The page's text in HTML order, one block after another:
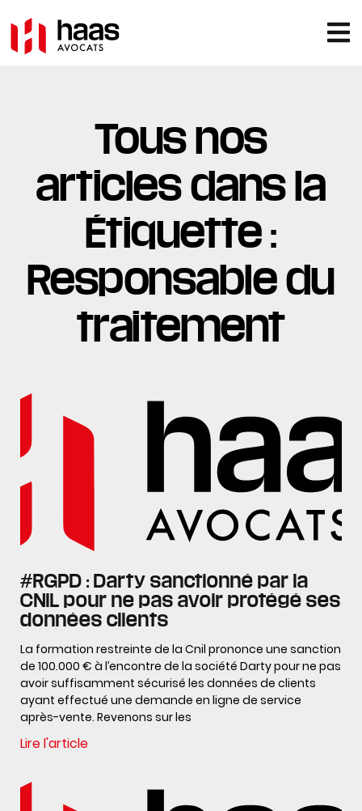
Tous nos
articles dans la
Étiquette :
Responsable du
traitement
#RGPD : Darty sanctionné par la
CNIL pour ne pas avoir protégé ses
données clients
La formation restreinte de la Cnil prononce une sanction
de 100.000 € à l’encontre de la société Darty pour ne pas
avoir suffisamment sécurisé les données de clients
ayant effectué une demande en ligne de service
après-vente. Revenons sur les
Lire l'article